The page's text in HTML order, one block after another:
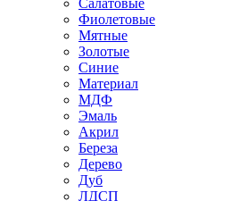
Салатовые
Фиолетовые
Мятные
Золотые
Синие
Материал
МДФ
Эмаль
Акрил
Береза
Дерево
Дуб
ЛДСП